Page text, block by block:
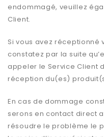
endommagé, veuillez
Client.
Si vous avez
constatez par la suite
appeler le Service Client
réception du(es)
En cas de dommage
serons en contact direct
résoudre le problème le